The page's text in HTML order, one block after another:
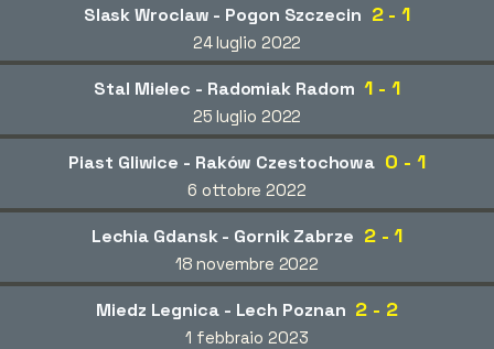
Slask Wroclaw - Pogon Szczecin 2 - 1
24 luglio 2022
Stal Mielec - Radomiak Radom 1 - 1
25 luglio 2022
Piast Gliwice - Raków Czestochowa 0 - 1
6 ottobre 2022
Lechia Gdansk - Gornik Zabrze 2 - 1
18 novembre 2022
Miedz Legnica - Lech Poznan 2 - 2
1 febbraio 2023